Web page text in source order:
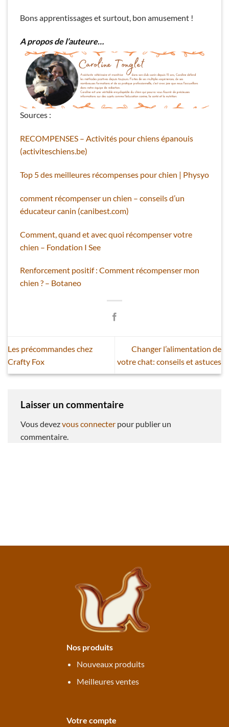
Bons apprentissages et surtout, bon amusement !
A propos de l’auteure…
Sources :
RECOMPENSES – Activités pour chiens épanouis
(activiteschiens.be)
Top 5 des meilleures récompenses pour chien | Physyo
comment récompenser un chien – conseils d’un
éducateur canin (canibest.com)
Comment, quand et avec quoi récompenser votre
chien – Fondation I See
Renforcement positif : Comment récompenser mon
chien ? – Botaneo
Les précommandes chez
Crafty Fox
Changer l’alimentation de
votre chat: conseils et astuces
Laisser un commentaire
Vous devezvous connecter pour publier un
commentaire.
Nos produits
Nouveaux produits
Meilleures ventes
Votre compte